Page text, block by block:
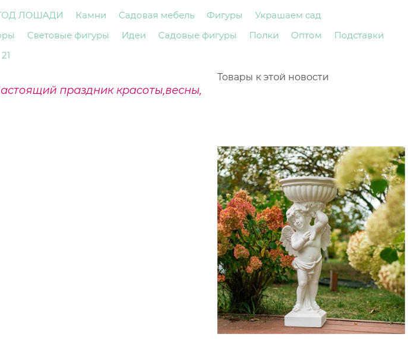
ЛОШАДИ Камни Садовая мебель Фигуры
Украшаем сад
Световые фигуры Идеи Садовые фигуры Полки Оптом
Подставки
21
праздник красоты,весны,
Товары к этой новости